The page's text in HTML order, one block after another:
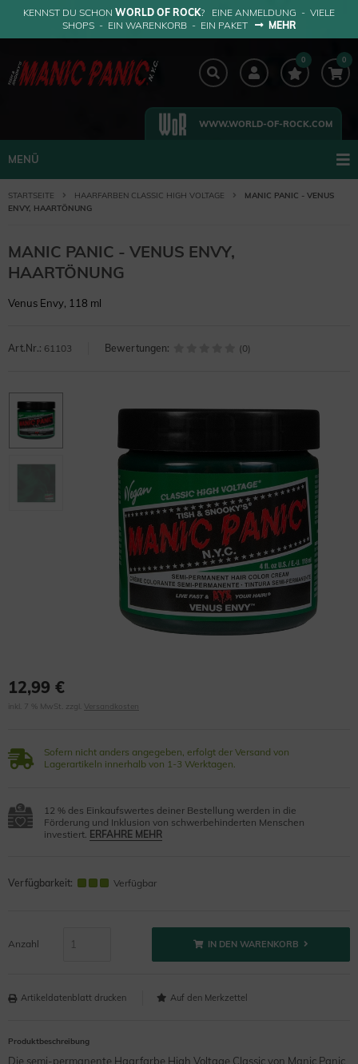
KENNST DU SCHON WORLD OF ROCK? EINE ANMELDUNG - VIELE
SHOPS - EIN WARENKORB - EIN PAKET
MEHR
0 0
WWW.WORLD-OF-ROCK.COM
MENÜ
STARTSEITE HAARFARBEN CLASSIC HIGH VOLTAGE
MANIC PANIC - VENUS
ENVY, HAARTÖNUNG
MANIC PANIC - VENUS ENVY,
HAARTÖNUNG
Venus Envy, 118 ml
Art.Nr.: 61103 Bewertungen: (0)
12,99 €
inkl. 7 % MwSt. zzgl. Versandkosten
Sofern nicht anders angegeben, erfolgt der Versand von
Lagerartikeln innerhalb von 1-3 Werktagen.
12 % des Einkaufswertes deiner Bestellung werden in die
Förderung und Inklusion von schwerbehinderten Menschen
investiert. ERFAHRE MEHR
Verfügbarkeit: Verfügbar
Anzahl IN DEN WARENKORB
Artikeldatenblatt drucken
Produktbeschreibung
Die semi-permanente Haarfarbe High Voltage Classic von Manic Panic